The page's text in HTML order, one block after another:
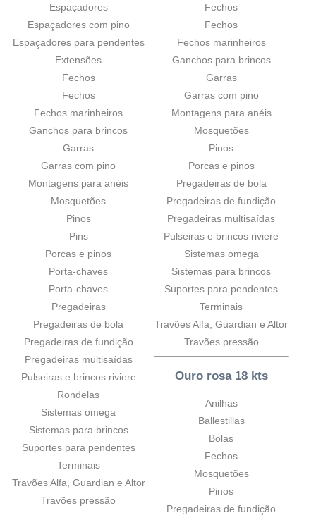
Espaçadores
Espaçadores com pino
Espaçadores para pendentes
Extensões
Fechos
Fechos
Fechos marinheiros
Ganchos para brincos
Garras
Garras com pino
Montagens para anéis
Mosquetões
Pinos
Pins
Porcas e pinos
Porta-chaves
Porta-chaves
Pregadeiras
Pregadeiras de bola
Pregadeiras de fundição
Pregadeiras multisaídas
Pulseiras e brincos riviere
Rondelas
Sistemas omega
Sistemas para brincos
Suportes para pendentes
Terminais
Travões Alfa, Guardian e Altor
Travões pressão
Fechos
Fechos
Fechos marinheiros
Ganchos para brincos
Garras
Garras com pino
Montagens para anéis
Mosquetões
Pinos
Porcas e pinos
Pregadeiras de bola
Pregadeiras de fundição
Pregadeiras multisaídas
Pulseiras e brincos riviere
Sistemas omega
Sistemas para brincos
Suportes para pendentes
Terminais
Travões Alfa, Guardian e Altor
Travões pressão
Ouro rosa 18 kts
Anilhas
Ballestillas
Bolas
Fechos
Mosquetões
Pinos
Pregadeiras de fundição